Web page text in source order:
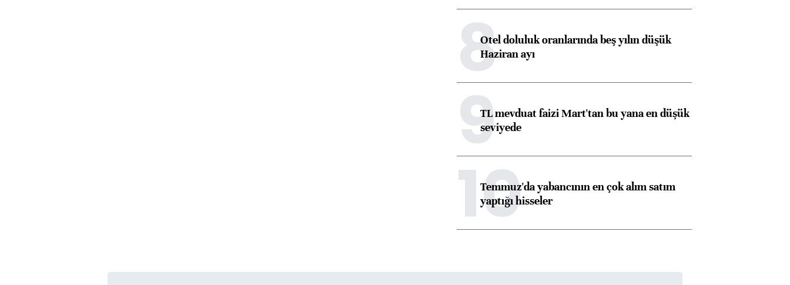
8Otel doluluk oranlarında beş yılın düşük
Haziran ayı
9TL mevduat faizi Mart'tan bu yana en düşük
seviyede
10
Temmuz'da yabancının en çok alım satım
yaptığı hisseler